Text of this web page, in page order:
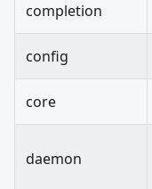
completion
config
core
daemon